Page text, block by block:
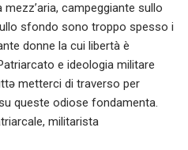
campeggiante sullo
sfondo sono troppo spesso i
donne la cui libertà è
e ideologia militare
metterci di traverso per
queste odiose fondamenta.
militarista